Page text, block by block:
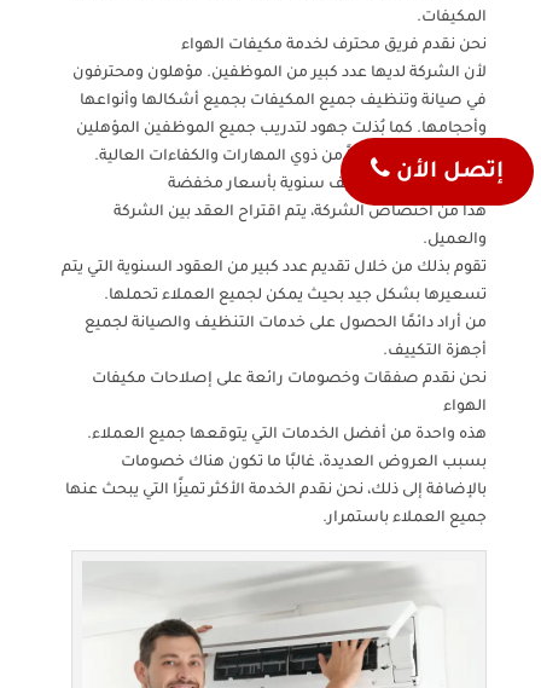
المكيفات.
نحن نقدم فريق محترف لخدمة مكيفات الهواء
لأن الشركة لديها عدد كبير من الموظفين. مؤهلون ومحترفون
في صيانة وتنظيف جميع المكيفات بجميع أشكالها وأنواعها
وأحجامها. كما بُذلت جهود لتدريب جميع الموظفين المؤهلين
والمدربين تدريباً جيداً من ذوي المهارات والكفاءات العالية.
نقدم عقود خدمة تكييف سنوية بأسعار مخفضة
هذا من اختصاص الشركة، يتم اقتراح العقد بين الشركة
والعميل.
تقوم بذلك من خلال تقديم عدد كبير من العقود السنوية التي يتم
تسعيرها بشكل جيد بحيث يمكن لجميع العملاء تحملها.
من أراد دائمًا الحصول على خدمات التنظيف والصيانة لجميع
أجهزة التكييف.
نحن نقدم صفقات وخصومات رائعة على إصلاحات مكيفات
الهواء
هذه واحدة من أفضل الخدمات التي يتوقعها جميع العملاء.
بسبب العروض العديدة، غالبًا ما تكون هناك خصومات
بالإضافة إلى ذلك، نحن نقدم الخدمة الأكثر تميزًا التي يبحث عنها
جميع العملاء باستمرار.
إتصل الأن